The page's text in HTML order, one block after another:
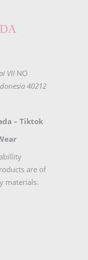
VII NO
40212
– Tiktok
are of
materials.